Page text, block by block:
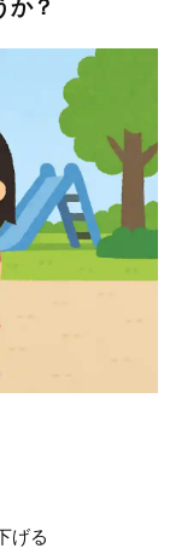
か？
げる